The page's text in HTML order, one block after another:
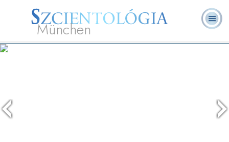
München
L. Ron Hubbard